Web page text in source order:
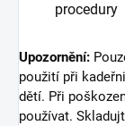
procedury
Upozornění:
použití při
dětí. Při
používat.